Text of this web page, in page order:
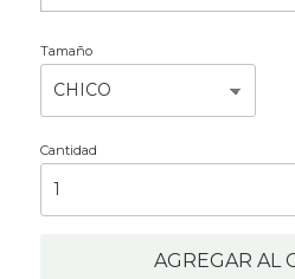
Tamaño
Cantidad
AGREGAR AL